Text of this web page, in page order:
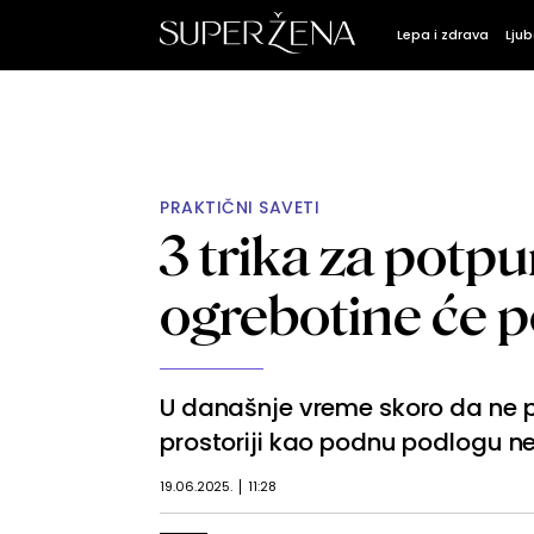
Lepa i zdrava
PRAKTIČNI SAVETI
3 trika za
ogrebotine će
U današnje vreme skoro da
prostoriji kao podnu podlogu
19.06.2025. 11:28